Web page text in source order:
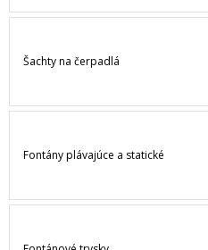
Šachty na čerpadlá
Fontány plávajúce a statické